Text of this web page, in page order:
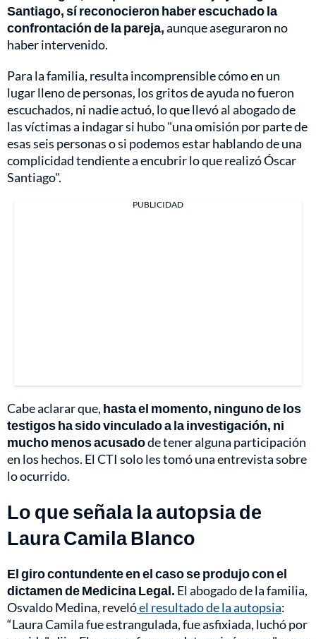
Santiago, sí reconocieron haber escuchado la
confrontación de la pareja,aunque aseguraron no
haber intervenido.
Para la familia, resulta incomprensible cómo en un
lugar lleno de personas, los gritos de ayuda no fueron
escuchados, ni nadie actuó, lo que llevó al abogado de
las víctimas a indagar si hubo "una omisión por parte de
esas seis personas o si podemos estar hablando de una
complicidad tendiente a encubrir lo que realizó Óscar
Santiago".
PUBLICIDAD
Cabe aclarar que, hasta el momento, ninguno de los
testigos ha sido vinculado a la investigación, ni
mucho menos acusadode tener alguna participación
en los hechos. El CTI solo les tomó una entrevista sobre
lo ocurrido.
Lo que señala la autopsia de
Laura Camila Blanco
El giro contundente en el caso se produjo con el
dictamen de Medicina Legal. El abogado de la familia,
Osvaldo Medina, revelóel resultado de la autopsia:
“Laura Camila fue estrangulada, fue asfixiada, luchó por